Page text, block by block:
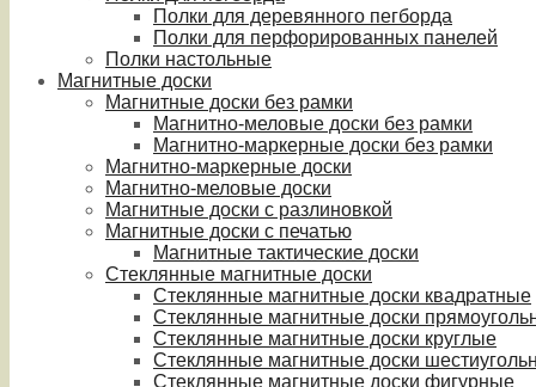
Полки для деревянного пегборда
Полки для перфорированных панелей
Полки настольные
Магнитные доски
Магнитные доски без рамки
Магнитно-меловые доски без рамки
Магнитно-маркерные доски без рамки
Магнитно-маркерные доски
Магнитно-меловые доски
Магнитные доски с разлиновкой
Магнитные доски с печатью
Магнитные тактические доски
Стеклянные магнитные доски
Стеклянные магнитные доски квадратные
Стеклянные магнитные доски
Стеклянные магнитные доски круглые
Стеклянные магнитные доски
Стеклянные магнитные доски фигурные